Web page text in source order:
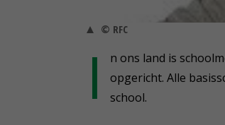
© RFC
I
n ons land is
opgericht. Alle
school.